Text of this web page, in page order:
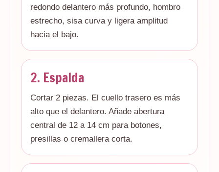
redondo delantero más profundo, hombro
estrecho, sisa curva y ligera amplitud
hacia el bajo.
2. Espalda
Cortar 2 piezas. El cuello trasero es más
alto que el delantero. Añade abertura
central de 12 a 14 cm para botones,
presillas o cremallera corta.